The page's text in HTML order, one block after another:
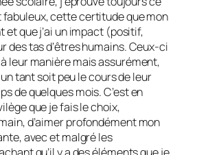
cette certitude que mon
et que j’ai un impact (positif,
des tas d’êtres humains. Ceux-ci
leur manière mais assurément,
tant soit peu le cours de leur
de quelques mois. C’est en
que je fais le choix,
d’aimer profondément mon
avec et malgré les